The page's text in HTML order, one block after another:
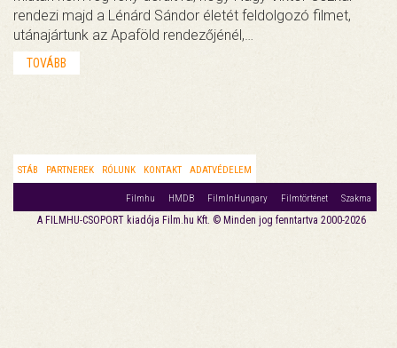
rendezi majd a Lénárd Sándor életét feldolgozó filmet,
utánajártunk az Apaföld rendezőjénél,…
TOVÁBB
STÁB PARTNEREK RÓLUNK KONTAKT ADATVÉDELEM
Filmhu HMDB FilmInHungary Filmtörténet Szakma
A FILMHU-CSOPORT kiadója Film.hu Kft. © Minden jog fenntartva 2000-2026